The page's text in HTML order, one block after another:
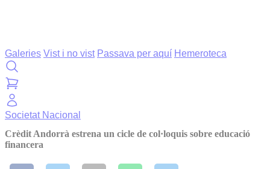
Galeries Vist i no vist Passava per aquí Hemeroteca
Societat Nacional
Crèdit Andorrà estrena un cicle de col·loquis sobre educació
financera